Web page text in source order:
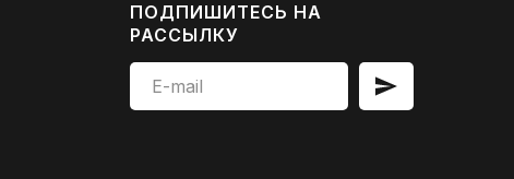
ПОДПИШИТЕСЬ НА
РАССЫЛКУ